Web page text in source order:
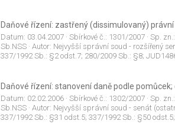
Daňové řízení: zastřený (dissimulovaný) právní
Datum: 03.04.2007· Sbírkové č.: 1301/2007· Sp. zn.:
Sb.NSS· Autor: Nejvyšší správní soud - rozšířený
337/1992 Sb.: §2 odst.7; 280/2009 Sb.: §8;
Daňové řízení: stanovení daně podle
Datum: 02.02.2006· Sbírkové č.: 1302/2007· Sp. zn.:
Sb.NSS· Autor: Nejvyšší správní soud - senát
337/1992 Sb.: §31 odst.5; 337/1992 Sb.: §50 odst.5;